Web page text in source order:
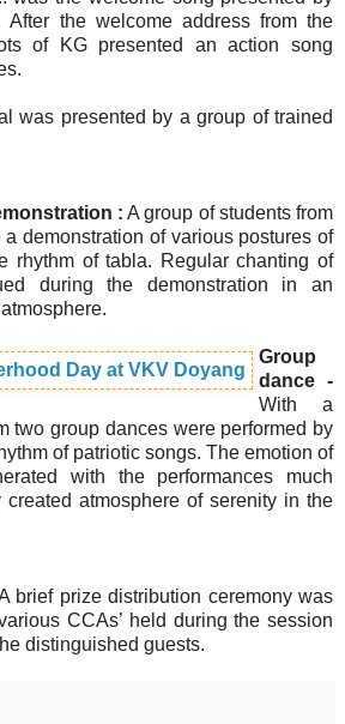
After the welcome address from the
of KG presented an action song
was presented by a group of trained
: A group of students from
demonstration of various postures of
rhythm of tabla. Regular chanting of
during the demonstration in an
Group
dance -
With a
two group dances were performed by
of patriotic songs. The emotion of
with the performances much
atmosphere of serenity in the
brief prize distribution ceremony was
CCAs’ held during the session
distinguished guests.